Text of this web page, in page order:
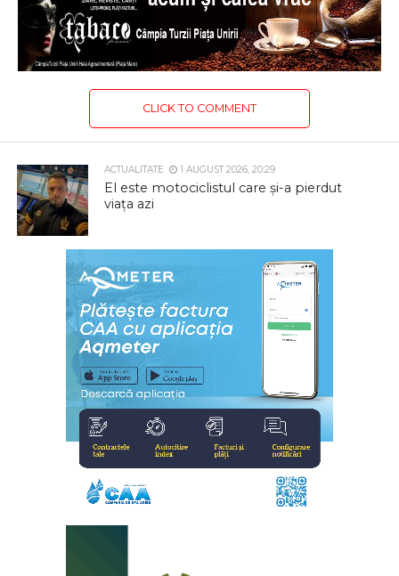
CLICK TO COMMENT
ACTUALITATE 1 AUGUST 2026, 20:29
El este motociclistul care și-a pierdut
viața azi